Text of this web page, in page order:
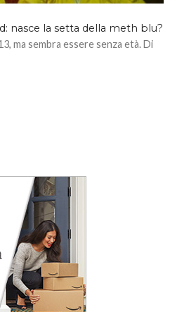
nasce la setta della meth blu?
ma sembra essere senza età. Di